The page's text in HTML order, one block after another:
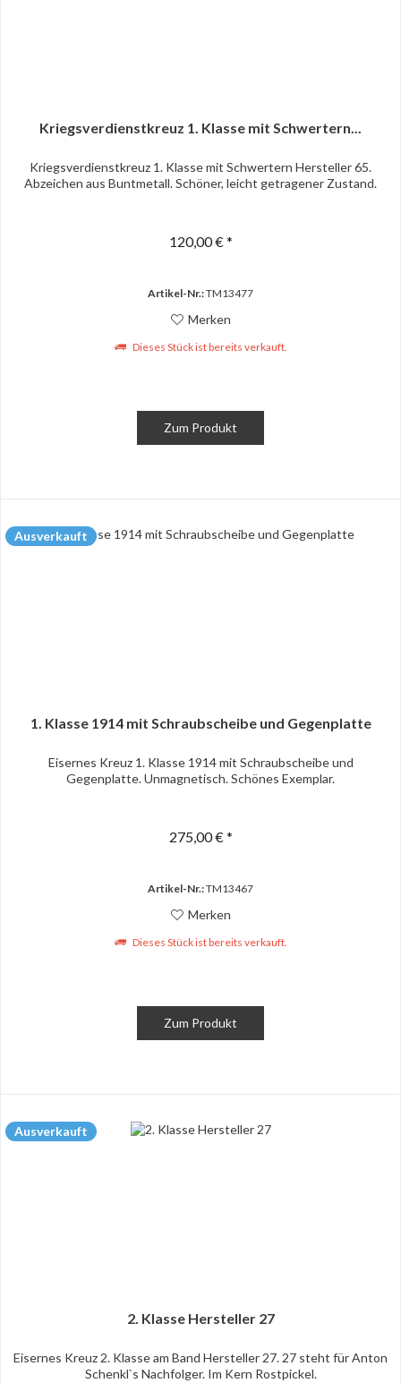
Kriegsverdienstkreuz 1. Klasse mit Schwertern...
Kriegsverdienstkreuz 1. Klasse mit Schwertern Hersteller 65.
Abzeichen aus Buntmetall. Schöner, leicht getragener Zustand.
120,00 € *
Artikel-Nr.:TM13477
Merken
Dieses Stück ist bereits verkauft.
Zum Produkt
Ausverkauft
1. Klasse 1914 mit Schraubscheibe und Gegenplatte
Eisernes Kreuz 1. Klasse 1914 mit Schraubscheibe und
Gegenplatte. Unmagnetisch. Schönes Exemplar.
275,00 € *
Artikel-Nr.:TM13467
Merken
Dieses Stück ist bereits verkauft.
Zum Produkt
Ausverkauft
2. Klasse Hersteller 27
Eisernes Kreuz 2. Klasse am Band Hersteller 27. 27 steht für Anton
Schenkl`s Nachfolger. Im Kern Rostpickel.